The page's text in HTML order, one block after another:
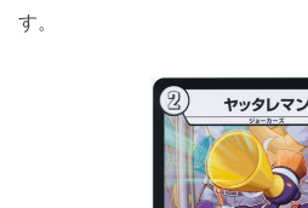
す。